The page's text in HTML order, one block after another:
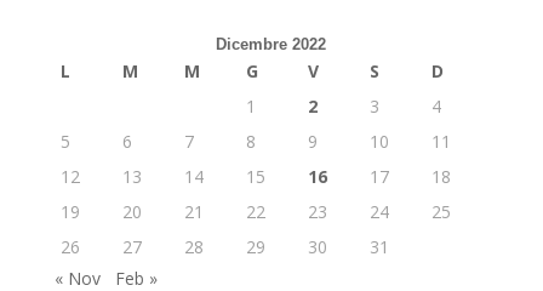
Dicembre 2022
L M M G V S
D
1
2 3
4
5
6 7 8 9 10
11
12
13 14 15 16 17
18
19
20 21 22 23 24
25
26
27 28 29 30
31
« Nov
Feb »